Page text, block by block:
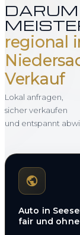
regional
Verkauf
Lokal anfragen,
sicher verkaufen
und entspannt
Auto in
fair und